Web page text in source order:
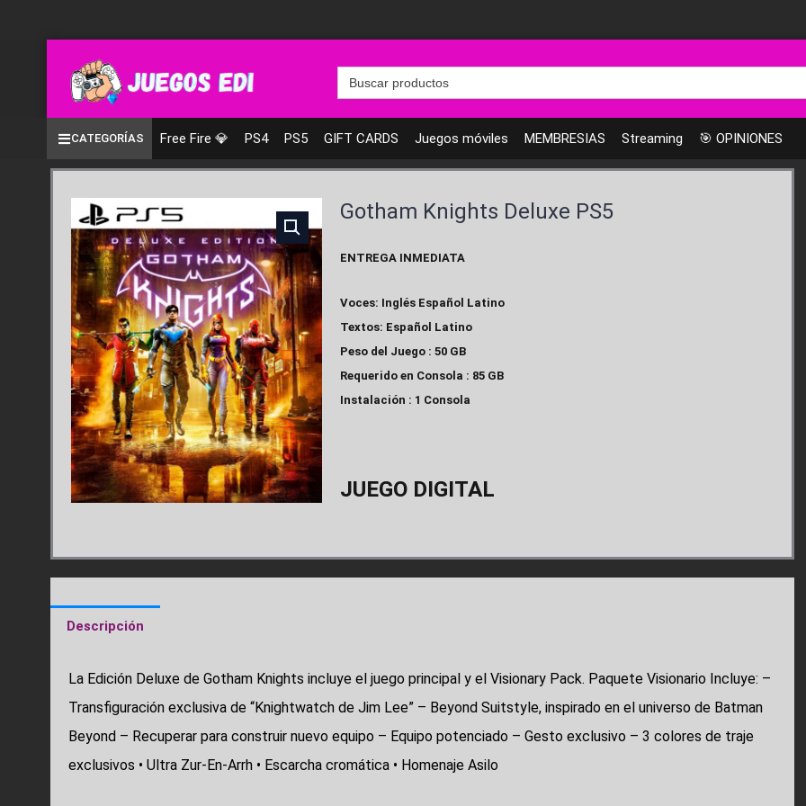
Search
for:
CATEGORÍAS Free Fire 💎 PS4 PS5 GIFT CARDS Juegos móviles MEMBRESIAS Streaming 🎯 OPINIONES
Gotham Knights Deluxe PS5
ENTREGA INMEDIATA
Voces: Inglés Español Latino
Textos: Español Latino
Peso del Juego : 50 GB
Requerido en Consola : 85 GB
Instalación : 1 Consola
JUEGO DIGITAL
Descripción
La Edición Deluxe de Gotham Knights incluye el juego principal y el Visionary Pack. Paquete Visionario Incluye: –
Transfiguración exclusiva de “Knightwatch de Jim Lee” – Beyond Suitstyle, inspirado en el universo de Batman
Beyond – Recuperar para construir nuevo equipo – Equipo potenciado – Gesto exclusivo – 3 colores de traje
exclusivos • Ultra Zur-En-Arrh • Escarcha cromática • Homenaje Asilo